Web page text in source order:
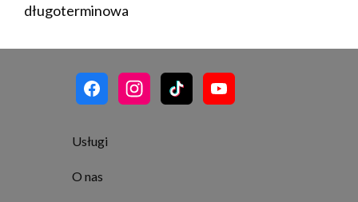
długoterminowa
Usługi
O nas